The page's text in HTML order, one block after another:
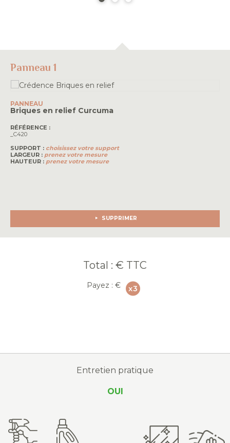
Panneau 1
PANNEAU
Briques en relief Curcuma
RÉFÉRENCE :
_C420
SUPPORT : choisissez votre support
LARGEUR : prenez votre mesure
HAUTEUR : prenez votre mesure
SUPPRIMER
Total : € TTC
Payez :€
Entretien pratique
OUI